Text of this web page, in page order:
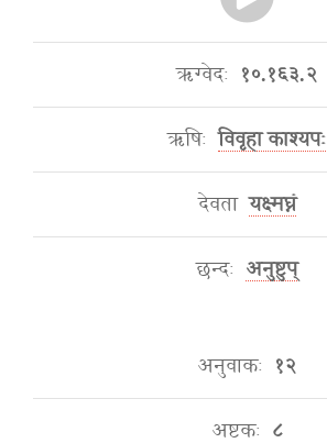
ऋग्वेदः १०.१६३.२
ऋषिः विवृहा काश्यपः
देवता यक्ष्मघ्नं
छन्दः अनुष्टुप्
अनुवाकः १२
अष्टकः ८